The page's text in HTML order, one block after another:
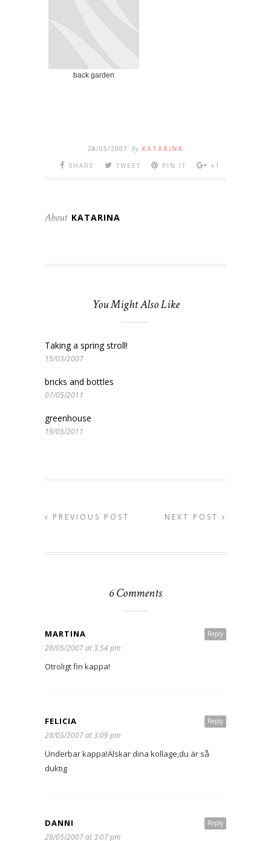
back garden
28/05/2007 By KATARINA
SHARE
TWEET PIN IT +1
About KATARINA
You Might Also Like
Taking a spring stroll!
15/03/2007
bricks and bottles
07/05/2011
greenhouse
19/05/2011
PREVIOUS POST NEXT POST
6 Comments
Reply
MARTINA
28/05/2007 at 3:54 pm
Otroligt fin kappa!
Reply
FELICIA
28/05/2007 at 3:09 pm
Underbar kappa!Älskar dina kollage,du är så
duktig
Reply
DANNI
28/05/2007 at 3:07 pm